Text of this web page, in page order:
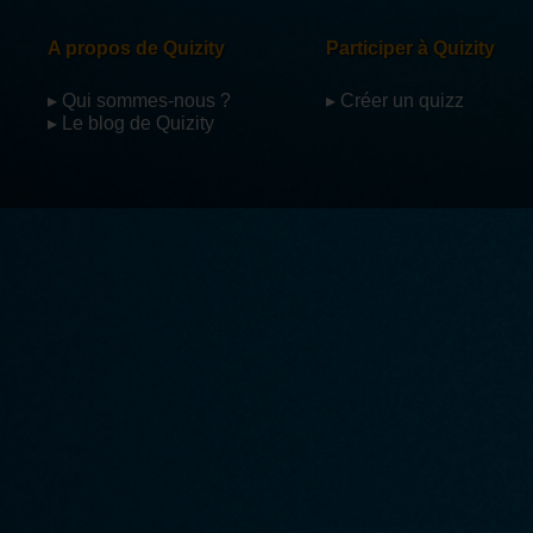
A propos de Quizity
▸ Qui sommes-nous ?
▸ Le blog de Quizity
Participer à Quizity
▸ Créer un quizz